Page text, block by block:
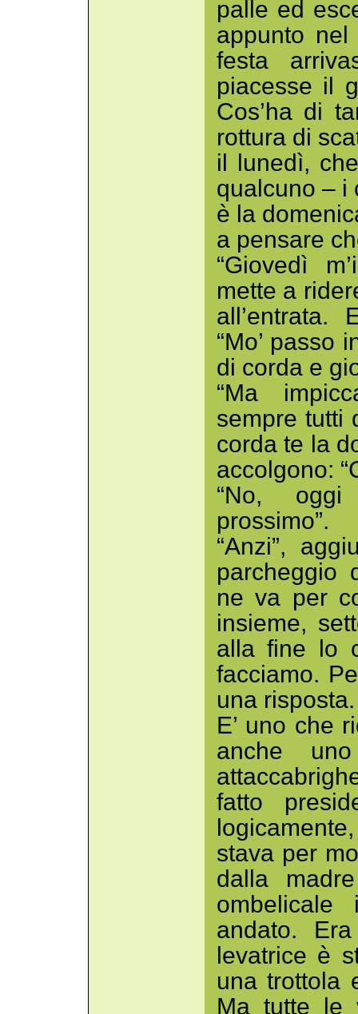
palle ed
appunto
festa
piacesse il
Cos’ha di
rottura di
il lunedì,
qualcuno – i
è la
a pensare
“Giovedì
mette a
all’entrata.
“Mo’ passo
di corda e
“Ma
sempre tutti
corda te la
accolgono:
“No, oggi
prossimo”.
“Anzi”,
parcheggio
ne va per
insieme,
alla fine lo
facciamo.
una
E’ uno che
anche
fatto
stava per
dalla
ombelicale
andato.
levatrice è
una trottola
Ma tutte le